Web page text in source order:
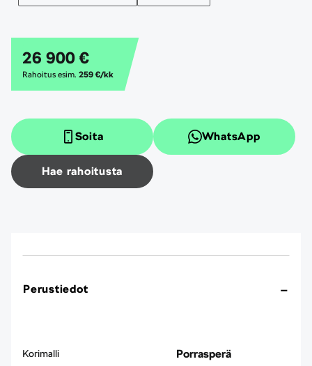
26 900 €
Rahoitus esim. 259 €/kk
Soita WhatsApp
Hae rahoitusta
Perustiedot
Korimalli Porrasperä